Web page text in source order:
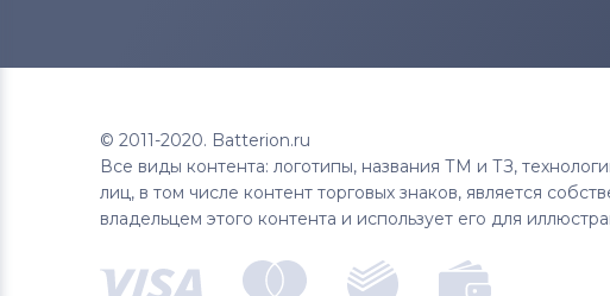
© 2011-2020. Batterion.ru
Все виды контента: логотипы, названия ТМ и ТЗ,
лиц, в том числе контент торговых знаков, является
владельцем этого контента и использует его для